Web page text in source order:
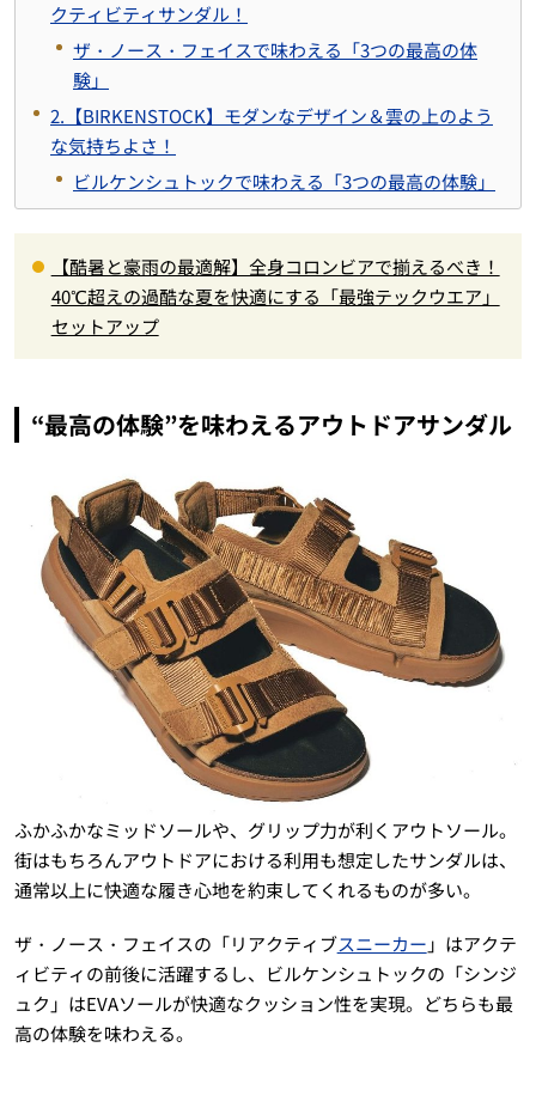
クティビティサンダル！
ザ・ノース・フェイスで味わえる「3つの最高の体
験」
2.【BIRKENSTOCK】モダンなデザイン＆雲の上のよう
な気持ちよさ！
ビルケンシュトックで味わえる「3つの最高の体験」
【酷暑と豪雨の最適解】全身コロンビアで揃えるべき！
40℃超えの過酷な夏を快適にする「最強テックウエア」
セットアップ
“最高の体験”を味わえるアウトドアサンダル
ふかふかなミッドソールや、グリップ力が利くアウトソール。
街はもちろんアウトドアにおける利用も想定したサンダルは、
通常以上に快適な履き心地を約束してくれるものが多い。
ザ・ノース・フェイスの「リアクティブスニーカー 」はアクテ
ィビティの前後に活躍するし、ビルケンシュトックの「シンジ
ュク」はEVAソールが快適なクッション性を実現。どちらも最
高の体験を味わえる。